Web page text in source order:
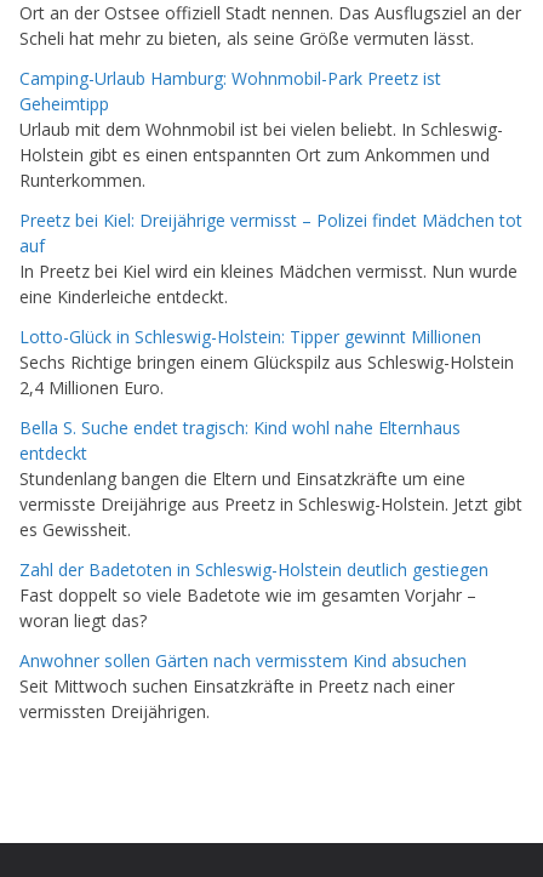
Ort an der Ostsee offiziell Stadt nennen. Das Ausflugsziel an der
Scheli hat mehr zu bieten, als seine Größe vermuten lässt.
Camping-Urlaub Hamburg: Wohnmobil-Park Preetz ist
Geheimtipp
Urlaub mit dem Wohnmobil ist bei vielen beliebt. In Schleswig-
Holstein gibt es einen entspannten Ort zum Ankommen und
Runterkommen.
Preetz bei Kiel: Dreijährige vermisst – Polizei findet Mädchen tot
auf
In Preetz bei Kiel wird ein kleines Mädchen vermisst. Nun wurde
eine Kinderleiche entdeckt.
Lotto-Glück in Schleswig-Holstein: Tipper gewinnt Millionen
Sechs Richtige bringen einem Glückspilz aus Schleswig-Holstein
2,4 Millionen Euro.
Bella S. Suche endet tragisch: Kind wohl nahe Elternhaus
entdeckt
Stundenlang bangen die Eltern und Einsatzkräfte um eine
vermisste Dreijährige aus Preetz in Schleswig-Holstein. Jetzt gibt
es Gewissheit.
Zahl der Badetoten in Schleswig-Holstein deutlich gestiegen
Fast doppelt so viele Badetote wie im gesamten Vorjahr –
woran liegt das?
Anwohner sollen Gärten nach vermisstem Kind absuchen
Seit Mittwoch suchen Einsatzkräfte in Preetz nach einer
vermissten Dreijährigen.